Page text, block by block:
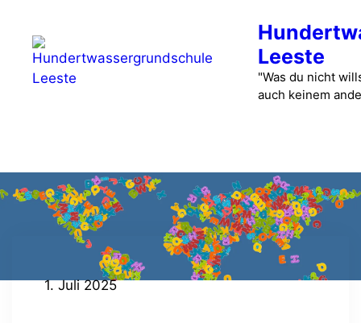
springen
Leeste
"Was du nicht
auch keinem
1. Juli 2025